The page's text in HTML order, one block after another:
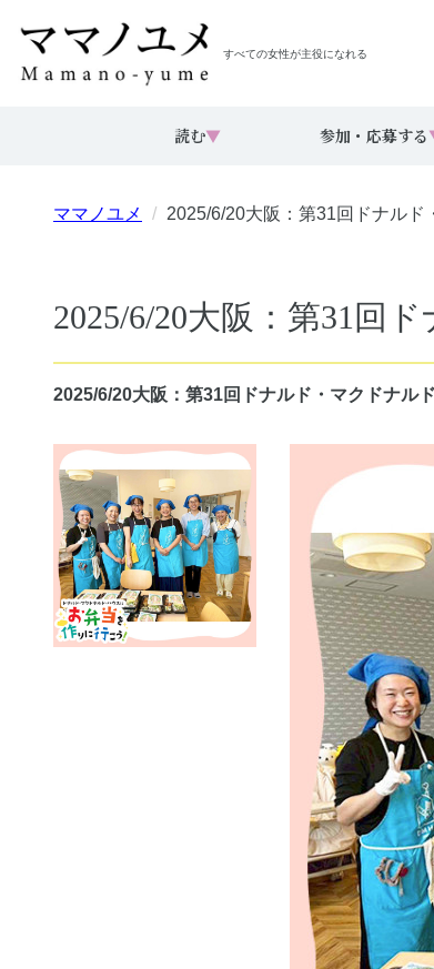
すべての女性が主役になれる
読む▼ 参加・応募する
ママノユメ 2025/6/20大阪：第31回ドナルド
2025/6/20大阪：第31回
2025/6/20大阪：第31回ドナルド・マクドナル